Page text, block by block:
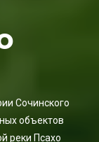
Сочинского
объектов
реки Псахо